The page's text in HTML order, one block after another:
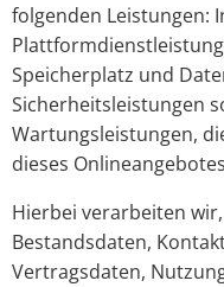
folgenden Leistungen:
Speicherplatz und
Sicherheitsleistungen
Wartungsleistungen,
dieses
Hierbei verarbeiten
Bestandsdaten,
Vertragsdaten,